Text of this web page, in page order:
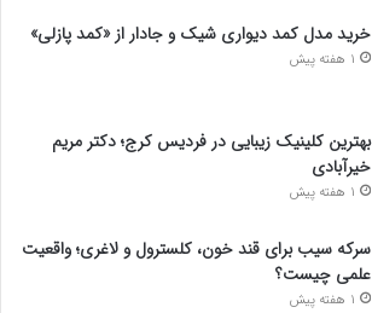
خرید مدل کمد دیواری شیک و جادار از «کمد پازلی»
1 هفته پیش
بهترین کلینیک زیبایی در فردیس کرج؛ دکتر مریم
خیرآبادی
1 هفته پیش
سرکه سیب برای قند خون، کلسترول و لاغری؛ واقعیت
علمی چیست؟
1 هفته پیش